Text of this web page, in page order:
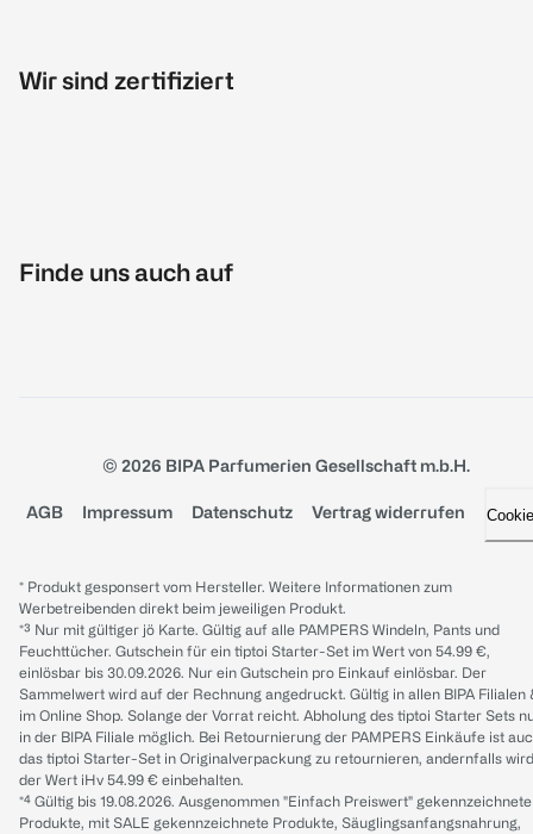
Wir sind zertifiziert
Finde uns auch auf
© 2026 BIPA Parfumerien Gesellschaft m.b.H.
AGB Impressum Datenschutz Vertrag widerrufen
* Produkt gesponsert vom Hersteller. Weitere Informationen zum
Werbetreibenden direkt beim jeweiligen Produkt.
*³ Nur mit gültiger jö Karte. Gültig auf alle PAMPERS Windeln, Pants und
Feuchttücher. Gutschein für ein tiptoi Starter-Set im Wert von 54.99 €,
einlösbar bis 30.09.2026. Nur ein Gutschein pro Einkauf einlösbar. Der
Sammelwert wird auf der Rechnung angedruckt. Gültig in allen BIPA Filialen
im Online Shop. Solange der Vorrat reicht. Abholung des tiptoi Starter Sets
in der BIPA Filiale möglich. Bei Retournierung der PAMPERS Einkäufe ist
das tiptoi Starter-Set in Originalverpackung zu retournieren, andernfalls wird
der Wert iHv 54.99 € einbehalten.
*⁴ Gültig bis 19.08.2026. Ausgenommen "Einfach Preiswert" gekennzeichnete
Produkte, mit SALE gekennzeichnete Produkte, Säuglingsanfangsnahrung,